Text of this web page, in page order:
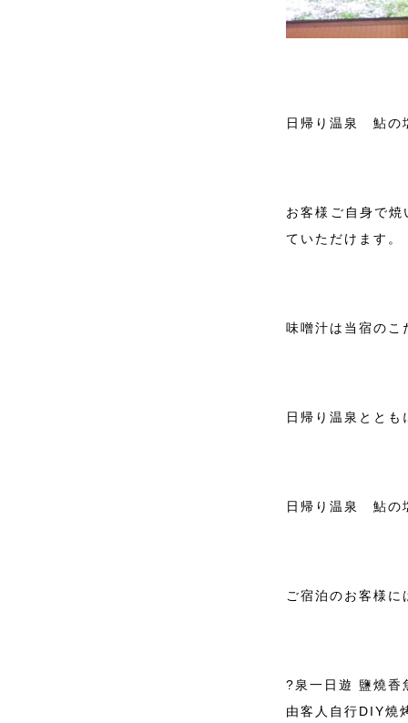
日帰り温泉 鮎の
お客様ご自身で
ていただけます。
味噌汁は当宿のこ
日帰り温泉とと
日帰り温泉 鮎の
ご宿泊のお客様
?泉一日遊 鹽燒香
由客人自行DIY燒